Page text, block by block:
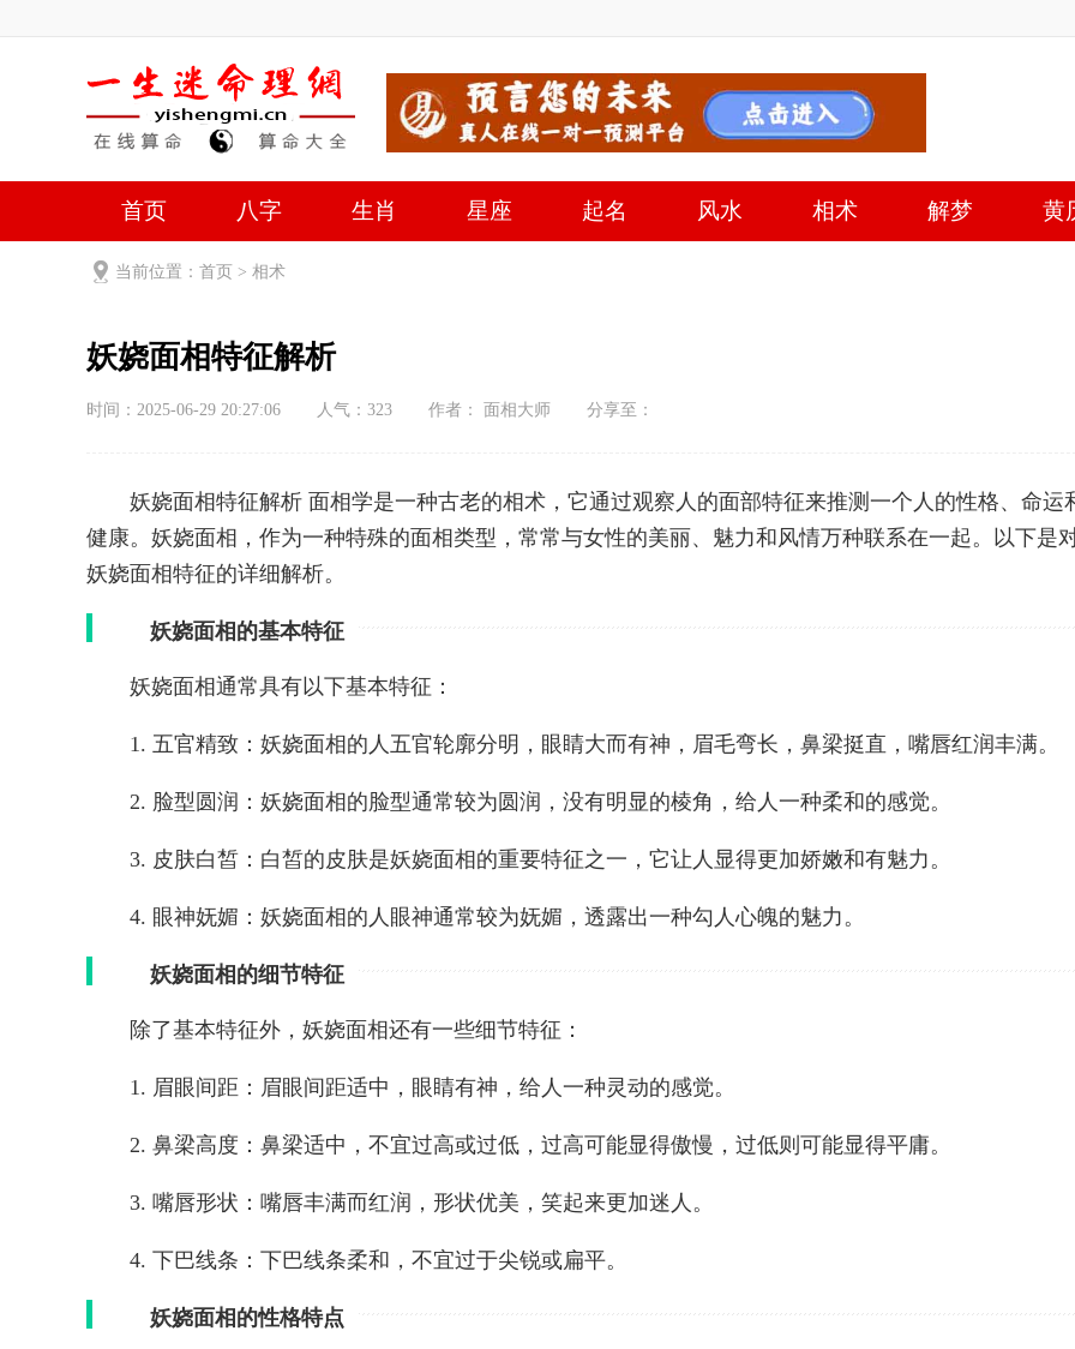
首页 八字 生肖 星座 起名 风水 相术 解梦 黄
当前位置： 首页 > 相术
妖娆面相特征解析
时间：2025-06-29 20:27:06 人气： 323 作者： 面相大师 分享至：
妖娆面相特征解析 面相学是一种古老的相术，它通过观察人的面部特征来推测一个人的性格、命运
健康。妖娆面相，作为一种特殊的面相类型，常常与女性的美丽、魅力和风情万种联系在一起。以下是
妖娆面相特征的详细解析。
妖娆面相的基本特征
妖娆面相通常具有以下基本特征：
1. 五官精致：妖娆面相的人五官轮廓分明，眼睛大而有神，眉毛弯长，鼻梁挺直，嘴唇红润丰满。
2. 脸型圆润：妖娆面相的脸型通常较为圆润，没有明显的棱角，给人一种柔和的感觉。
3. 皮肤白皙：白皙的皮肤是妖娆面相的重要特征之一，它让人显得更加娇嫩和有魅力。
4. 眼神妩媚：妖娆面相的人眼神通常较为妩媚，透露出一种勾人心魄的魅力。
妖娆面相的细节特征
除了基本特征外，妖娆面相还有一些细节特征：
1. 眉眼间距：眉眼间距适中，眼睛有神，给人一种灵动的感觉。
2. 鼻梁高度：鼻梁适中，不宜过高或过低，过高可能显得傲慢，过低则可能显得平庸。
3. 嘴唇形状：嘴唇丰满而红润，形状优美，笑起来更加迷人。
4. 下巴线条：下巴线条柔和，不宜过于尖锐或扁平。
妖娆面相的性格特点